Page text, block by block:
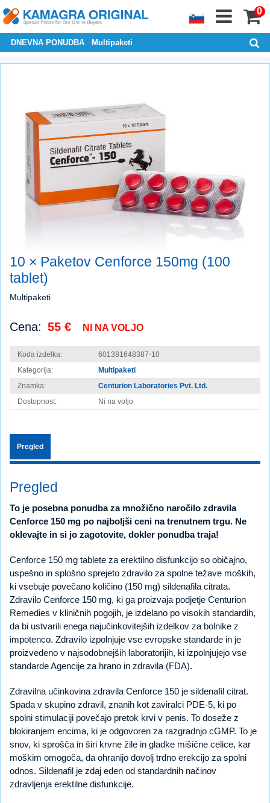
0
DNEVNA PONUDBA Multipaketi
10 × Paketov Cenforce 150mg (100
tablet)
Multipaketi
Cena: 55 € NI NA VOLJO
Koda izdelka:
601381648387-10
Kategorija:
Multipaketi
Znamka:
Centurion Laboratories Pvt. Ltd.
Dostopnost:
Ni na voljo
Pregled
Pregled
To je posebna ponudba za množično naročilo zdravila
Cenforce 150 mg po najboljši ceni na trenutnem trgu. Ne
oklevajte in si jo zagotovite, dokler ponudba traja!
Cenforce 150 mg tablete za erektilno disfunkcijo so običajno,
uspešno in splošno sprejeto zdravilo za spolne težave moških,
ki vsebuje povečano količino (150 mg) sildenafila citrata.
Zdravilo Cenforce 150 mg, ki ga proizvaja podjetje Centurion
Remedies v kliničnih pogojih, je izdelano po visokih standardih,
da bi ustvarili enega najučinkovitejših izdelkov za bolnike z
impotenco. Zdravilo izpolnjuje vse evropske standarde in je
proizvedeno v najsodobnejših laboratorijih, ki izpolnjujejo vse
standarde Agencije za hrano in zdravila (FDA).
Zdravilna učinkovina zdravila Cenforce 150 je sildenafil citrat.
Spada v skupino zdravil, znanih kot zaviralci PDE-5, ki po
spolni stimulaciji povečajo pretok krvi v penis. To doseže z
blokiranjem encima, ki je odgovoren za razgradnjo cGMP. To je
snov, ki sprošča in širi krvne žile in gladke mišične celice, kar
moškim omogoča, da ohranijo dovolj trdno erekcijo za spolni
odnos. Sildenafil je zdaj eden od standardnih načinov
zdravljenja erektilne disfunkcije.